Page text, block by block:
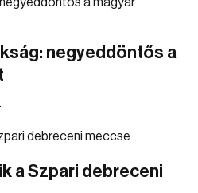
negyeddöntős a
a Szpari debreceni